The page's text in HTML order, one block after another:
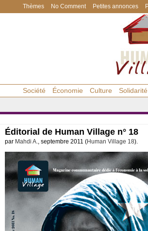
Thèmes No Comment Petites annonces
Société Économie Culture Solidarité
Éditorial de Human Village n° 18
par Mahdi A., septembre 2011 (Human Village 18).